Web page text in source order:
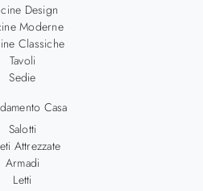
Design
Moderne
Classiche
Tavoli
Sedie
Casa
Salotti
Attrezzate
Armadi
Letti